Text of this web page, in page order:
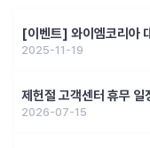
[이벤트] 와이엠코리아
2025-11-19
제헌절 고객센터 휴무 일
2026-07-15